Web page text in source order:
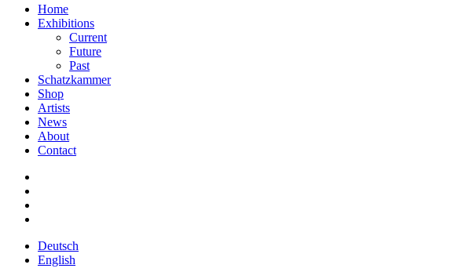
Home
Exhibitions
Current
Future
Past
Schatzkammer
Shop
Artists
News
About
Contact
Deutsch
English